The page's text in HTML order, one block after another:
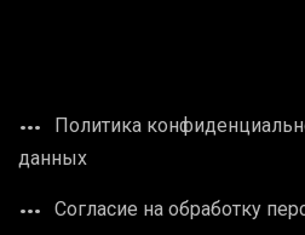
Политика
данных
Согласие на обработку